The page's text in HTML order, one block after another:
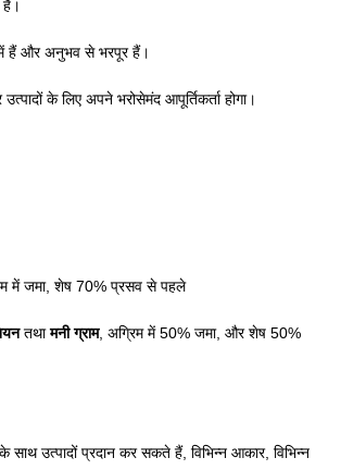
हैं।
हैं और अनुभव से भरपूर हैं।
के लिए अपने भरोसेमंद आपूर्तिकर्ता होगा।
में जमा, शेष 70% प्रसव से पहले
तथामनी ग्राम, अग्रिम में 50% जमा, और शेष 50%
उत्पादों प्रदान कर सकते हैं, विभिन्न आकार, विभिन्न